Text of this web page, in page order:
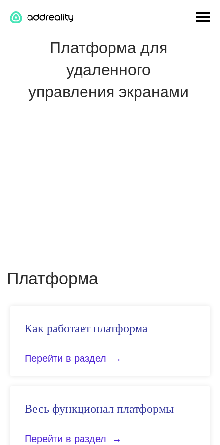
удаленного
управления экранами
Как работает платформа
Перейти в раздел
Весь функционал платформы
Перейти в раздел
Расширения